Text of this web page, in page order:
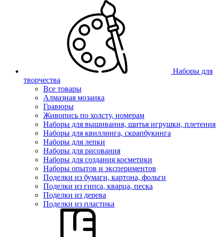
Наборы для
творчества
Все товары
Алмазная мозаика
Гравюры
Живопись по холсту, номерам
Наборы для вышивания, шитья игрушки, плетения
Наборы для квиллинга, скрапбукинга
Наборы для лепки
Наборы для рисования
Наборы для создания косметики
Наборы опытов и экспериментов
Поделки из бумаги, картона, фольги
Поделки из гипса, кварца, песка
Поделки из дерева
Поделки из пластика